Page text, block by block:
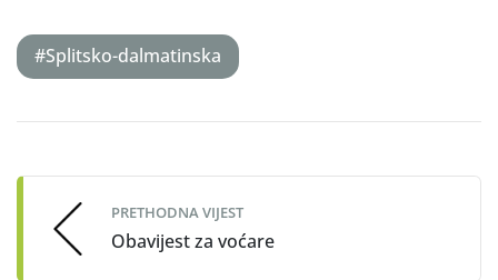
#Splitsko-dalmatinska
navigation
PRETHODNA VIJEST
Obavijest za voćare